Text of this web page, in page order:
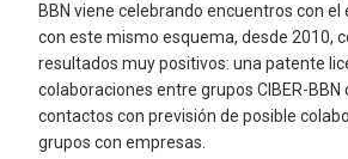
BBN viene celebrando encuentros con
con este mismo esquema, desde 2010,
resultados muy positivos: una patente
colaboraciones entre grupos CIBER-BBN
contactos con previsión de posible
grupos con empresas.